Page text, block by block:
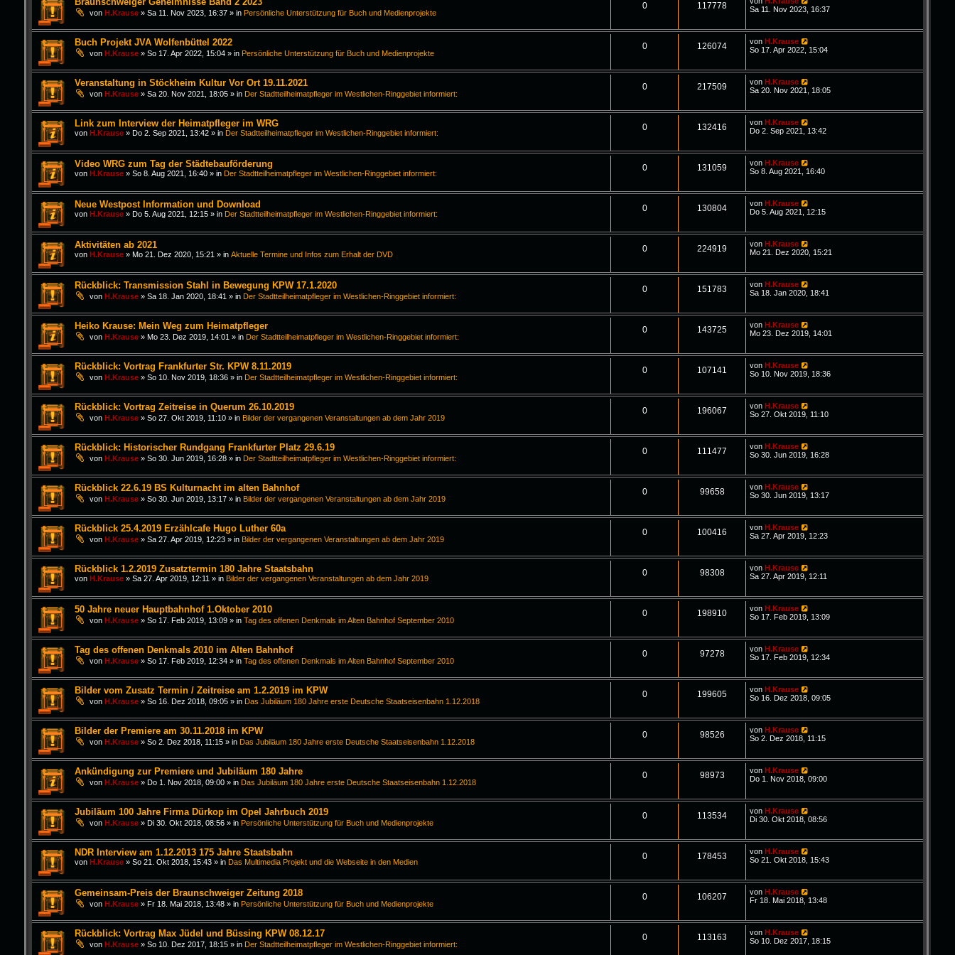
von H.Krause» Sa 11. Nov 2023, 16:37» in Persönliche Unterstützung für Buch und Medienprojekte
0 117778
Sa 11. Nov 2023, 16:37
Buch Projekt JVA Wolfenbüttel 2022
von H.Krause» So 17. Apr 2022, 15:04» in Persönliche Unterstützung für Buch und Medienprojekte
0 126074 vonH.Krause
So 17. Apr 2022, 15:04
Veranstaltung in Stöckheim Kultur Vor Ort 19.11.2021
von H.Krause» Sa 20. Nov 2021, 18:05» in Der Stadtteilheimatpfleger im Westlichen-Ringgebiet informiert:
0 217509 vonH.Krause
Sa 20. Nov 2021, 18:05
Link zum Interview der Heimatpfleger im WRG
von H.Krause» Do 2. Sep 2021, 13:42» in Der Stadtteilheimatpfleger im Westlichen-Ringgebiet informiert:
0 132416 vonH.Krause
Do 2. Sep 2021, 13:42
Video WRG zum Tag der Städtebauförderung
von H.Krause» So 8. Aug 2021, 16:40» in Der Stadtteilheimatpfleger im Westlichen-Ringgebiet informiert:
0 131059 vonH.Krause
So 8. Aug 2021, 16:40
Neue Westpost Information und Download
von H.Krause» Do 5. Aug 2021, 12:15» in Der Stadtteilheimatpfleger im Westlichen-Ringgebiet informiert:
0 130804 vonH.Krause
Do 5. Aug 2021, 12:15
Aktivitäten ab 2021
von H.Krause» Mo 21. Dez 2020, 15:21 » in Aktuelle Termine und Infos zum Erhalt der DVD
0 224919 vonH.Krause
Mo 21. Dez 2020, 15:21
Rückblick: Transmission Stahl in Bewegung KPW 17.1.2020
von H.Krause» Sa 18. Jan 2020, 18:41 » in Der Stadtteilheimatpfleger im Westlichen-Ringgebiet informiert:
0 151783 vonH.Krause
Sa 18. Jan 2020, 18:41
Heiko Krause: Mein Weg zum Heimatpfleger
von H.Krause» Mo 23. Dez 2019, 14:01 » in Der Stadtteilheimatpfleger im Westlichen-Ringgebiet informiert:
0 143725 vonH.Krause
Mo 23. Dez 2019, 14:01
Rückblick: Vortrag Frankfurter Str. KPW 8.11.2019
von H.Krause» So 10. Nov 2019, 18:36» in Der Stadtteilheimatpfleger im Westlichen-Ringgebiet informiert:
0 107141 vonH.Krause
So 10. Nov 2019, 18:36
Rückblick: Vortrag Zeitreise in Querum 26.10.2019
von H.Krause» So 27. Okt 2019, 11:10» in Bilder der vergangenen Veranstaltungen ab dem Jahr 2019
0 196067 vonH.Krause
So 27. Okt 2019, 11:10
Rückblick: Historischer Rundgang Frankfurter Platz 29.6.19
von H.Krause» So 30. Jun 2019, 16:28» in Der Stadtteilheimatpfleger im Westlichen-Ringgebiet informiert:
0 111477 vonH.Krause
So 30. Jun 2019, 16:28
Rückblick 22.6.19 BS Kulturnacht im alten Bahnhof
von H.Krause» So 30. Jun 2019, 13:17» in Bilder der vergangenen Veranstaltungen ab dem Jahr 2019
0 99658 vonH.Krause
So 30. Jun 2019, 13:17
Rückblick 25.4.2019 Erzählcafe Hugo Luther 60a
von H.Krause» Sa 27. Apr 2019, 12:23» in Bilder der vergangenen Veranstaltungen ab dem Jahr 2019
0 100416 vonH.Krause
Sa 27. Apr 2019, 12:23
Rückblick 1.2.2019 Zusatztermin 180 Jahre Staatsbahn
von H.Krause» Sa 27. Apr 2019, 12:11 » in Bilder der vergangenen Veranstaltungen ab dem Jahr 2019
0 98308 vonH.Krause
Sa 27. Apr 2019, 12:11
50 Jahre neuer Hauptbahnhof 1.Oktober 2010
von H.Krause» So 17. Feb 2019, 13:09» in Tag des offenen Denkmals im Alten Bahnhof September 2010
0 198910 vonH.Krause
So 17. Feb 2019, 13:09
Tag des offenen Denkmals 2010 im Alten Bahnhof
von H.Krause» So 17. Feb 2019, 12:34» in Tag des offenen Denkmals im Alten Bahnhof September 2010
0 97278 vonH.Krause
So 17. Feb 2019, 12:34
Bilder vom Zusatz Termin / Zeitreise am 1.2.2019 im KPW
von H.Krause» So 16. Dez 2018, 09:05» in Das Jubiläum 180 Jahre erste Deutsche Staatseisenbahn 1.12.2018
0 199605 vonH.Krause
So 16. Dez 2018, 09:05
Bilder der Premiere am 30.11.2018 im KPW
von H.Krause» So 2. Dez 2018, 11:15» in Das Jubiläum 180 Jahre erste Deutsche Staatseisenbahn 1.12.2018
0 98526 vonH.Krause
So 2. Dez 2018, 11:15
Ankündigung zur Premiere und Jubiläum 180 Jahre
von H.Krause» Do 1. Nov 2018, 09:00» in Das Jubiläum 180 Jahre erste Deutsche Staatseisenbahn 1.12.2018
0 98973 vonH.Krause
Do 1. Nov 2018, 09:00
Jubiläum 100 Jahre Firma Dürkop im Opel Jahrbuch 2019
von H.Krause» Di 30. Okt 2018, 08:56» in Persönliche Unterstützung für Buch und Medienprojekte
0 113534 vonH.Krause
Di 30. Okt 2018, 08:56
NDR Interview am 1.12.2013 175 Jahre Staatsbahn
von H.Krause» So 21. Okt 2018, 15:43» in Das Multimedia Projekt und die Webseite in den Medien
0 178453 vonH.Krause
So 21. Okt 2018, 15:43
Gemeinsam-Preis der Braunschweiger Zeitung 2018
von H.Krause» Fr 18. Mai 2018, 13:48» in Persönliche Unterstützung für Buch und Medienprojekte
0 106207 vonH.Krause
Fr 18. Mai 2018, 13:48
Rückblick: Vortrag Max Jüdel und Büssing KPW 08.12.17
von H.Krause» So 10. Dez 2017, 18:15» in Der Stadtteilheimatpfleger im Westlichen-Ringgebiet informiert:
0 113163 vonH.Krause
So 10. Dez 2017, 18:15